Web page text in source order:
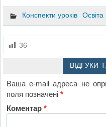
Конспекти уроків Освіта
36
ВІДГУКИ
Ваша e-mail адреса не
поля позначені*
Коментар*